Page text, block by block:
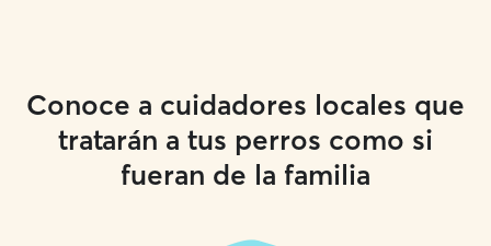
Conoce a cuidadores locales que
tratarán a tus perros como si
fueran de la familia